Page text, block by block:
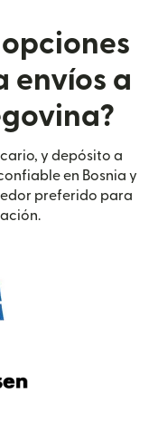
envíos a
y depósito a
en Bosnia y
preferido para